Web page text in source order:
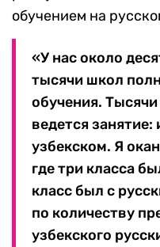
обучением на
«У нас около
тысячи школ
обучения.
ведется занятие:
узбекском. Я
где три класса
класс был с
по количеству
узбекского